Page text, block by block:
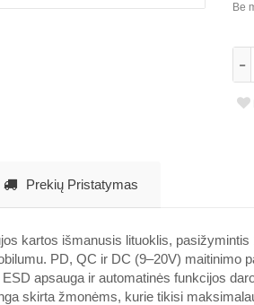
Be
Prekių Pristatymas
kartos išmanusis lituoklis,
PD, QC ir DC (9–20V) maitinimo
apsauga ir automatinės funkcijos
skirta žmonėms, kurie tikisi